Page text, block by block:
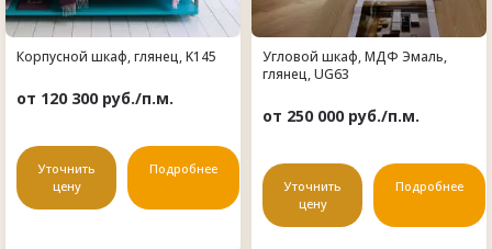
Корпусной шкаф, глянец, K145
от 120 300 руб./п.м.
Уточнить
цену
Подробнее
Угловой шкаф, МДФ Эмаль,
глянец, UG63
от 250 000 руб./п.м.
Уточнить
цену
Подробнее